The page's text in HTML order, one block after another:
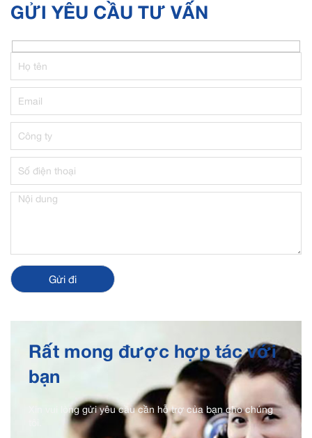
GỬI YÊU CẦU TƯ VẤN
Rất mong được hợp tác với
bạn
Xin vui lòng gửi yêu cầu cần hỗ trợ của bạn cho chúng